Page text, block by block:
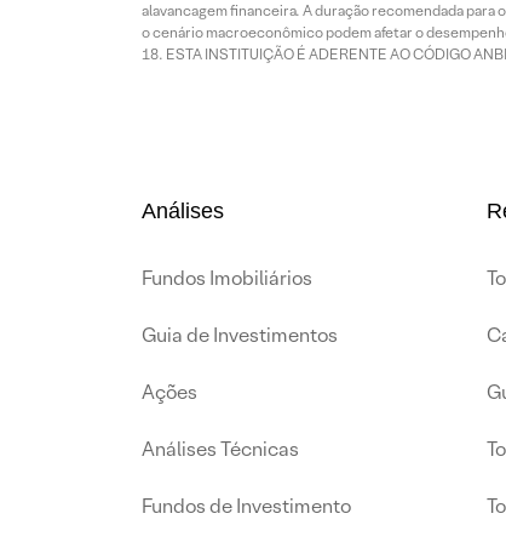
alavancagem financeira. A duração recomendada
o cenário macroeconômico podem afetar o
ESTA INSTITUIÇÃO É ADERENTE AO CÓDIGO
Análises
Fundos Imobiliários
Guia de Investimentos
Ações
Análises Técnicas
Fundos de Investimento